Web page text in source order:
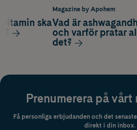
ska
Magazine by Apohem
Vad är
och varför pratar
det?
Prenumerera på vårt
Få personliga erbjudanden och det
direkt i din inbox.